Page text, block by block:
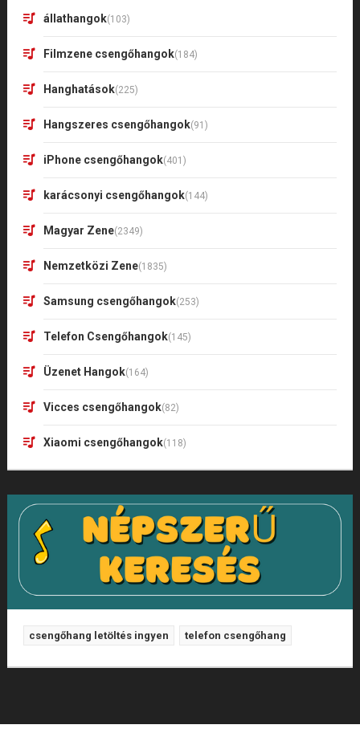
állathangok(103)
Filmzene csengőhangok(184)
Hanghatások(225)
Hangszeres csengőhangok(91)
iPhone csengőhangok(401)
karácsonyi csengőhangok(144)
Magyar Zene(2349)
Nemzetközi Zene(1835)
Samsung csengőhangok(253)
Telefon Csengőhangok(145)
Üzenet Hangok(164)
Vicces csengőhangok(82)
Xiaomi csengőhangok(118)
csengőhang letöltés ingyen telefon csengőhang